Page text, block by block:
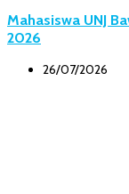
Mahasiswa UNJ
2026
26/07/2026